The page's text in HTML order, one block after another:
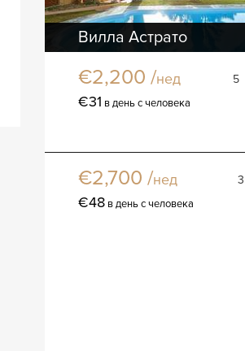
Вилла Астрато
€2,200 /нед 5
€31 в день с человека
€2,700 /нед 3
€48 в день с человека